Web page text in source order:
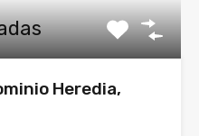
Heredia,